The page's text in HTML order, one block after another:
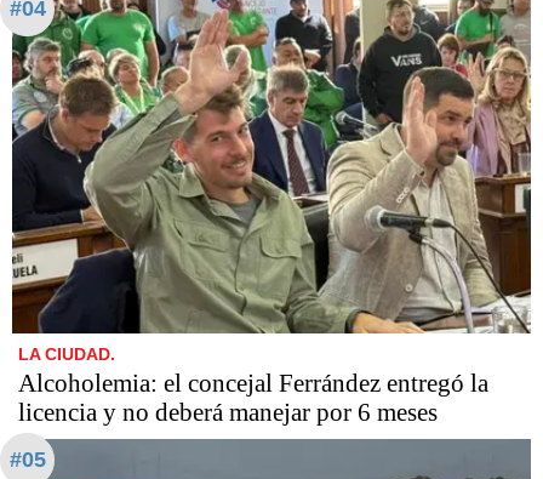
#04
LA CIUDAD.
Alcoholemia: el concejal Ferrández entregó la
licencia y no deberá manejar por 6 meses
#05